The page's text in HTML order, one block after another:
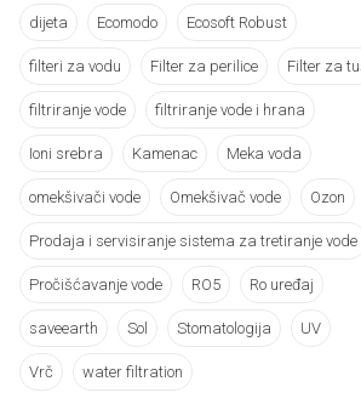
dijeta Ecomodo Ecosoft Robust
filteri za vodu Filter za perilice Filter za
filtriranje vode filtriranje vode i hrana
Ioni srebra Kamenac Meka voda
omekšivači vode Omekšivač vode Ozon
Prodaja i servisiranje sistema za tretiranje vode
Pročišćavanje vode RO5 Ro uređaj
saveearth Sol Stomatologija UV
Vrč water filtration